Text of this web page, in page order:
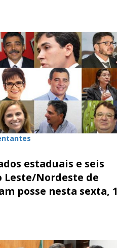
estaduais e seis
Leste/Nordeste de
posse nesta sexta, 1